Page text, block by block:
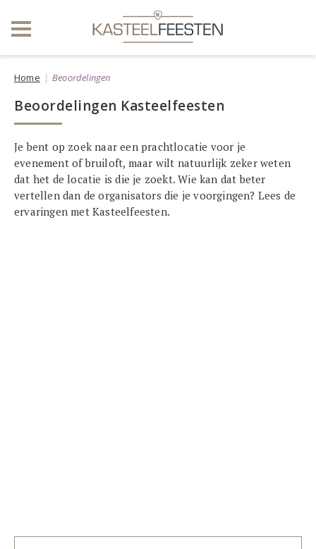
Home Beoordelingen
Beoordelingen Kasteelfeesten
Je bent op zoek naar een prachtlocatie voor je
evenement of bruiloft, maar wilt natuurlijk zeker weten
dat het de locatie is die je zoekt. Wie kan dat beter
vertellen dan de organisators die je voorgingen? Lees de
ervaringen met Kasteelfeesten.